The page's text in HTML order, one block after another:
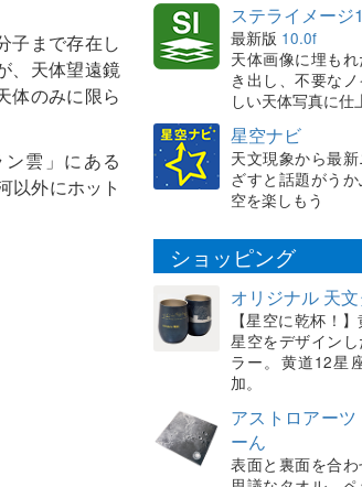
子まで存在し
、天体望遠鏡
体のみに限ら
雲」にある
以外にホット
ステライメージ
最新版 10.0f
天体画像に埋も
き出し、不要な
しい天体写真に仕
星空ナビ
天文現象から最
ざすと話題がう
空を楽しもう
ショッピング
オリジナル 天
【星空に乾杯！
星空をデザイン
ラー。黄道12星
加。
アストロアー
ーん
表面と裏面を合